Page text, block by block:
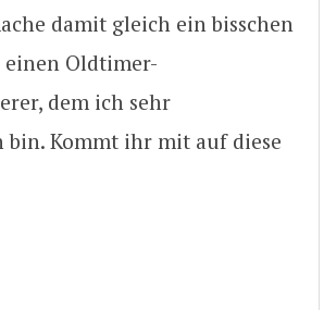
damit gleich ein bisschen
Oldtimer-
dem ich sehr
bin. Kommt ihr mit auf diese